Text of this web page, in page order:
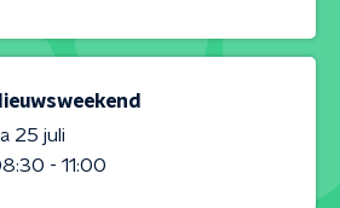
25 juli
- 11:00